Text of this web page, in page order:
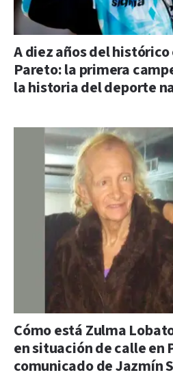
A diez años del histórico
Pareto: la primera
la historia del deporte
Cómo está Zulma
en situación de calle en
comunicado de Jazmín